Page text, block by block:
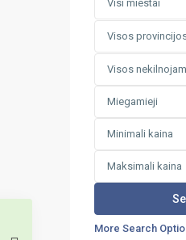
Visi miestai
Visos
Visos
More Search